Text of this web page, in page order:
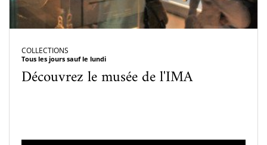
COLLECTIONS
Tous les jours sauf le lundi
Découvrez le musée de l'IMA